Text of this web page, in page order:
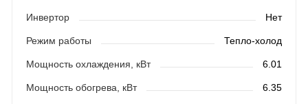
Инвертор Нет
Режим работы Тепло-холод
Мощность охлаждения, кВт 6.01
Мощность обогрева, кВт 6.35